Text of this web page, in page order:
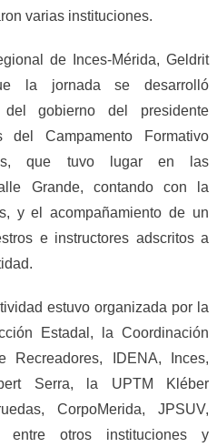
varias instituciones.
de Inces-Mérida, Geldrit
la jornada se desarrolló
del gobierno del presidente
Campamento Formativo
que tuvo lugar en las
Grande, contando con la
y el acompañamiento de un
e instructores adscritos a
estuvo organizada por la
Estadal, la Coordinación
Recreadores, IDENA, Inces,
Serra, la UPTM Kléber
CorpoMerida, JPSUV,
entre otros instituciones y